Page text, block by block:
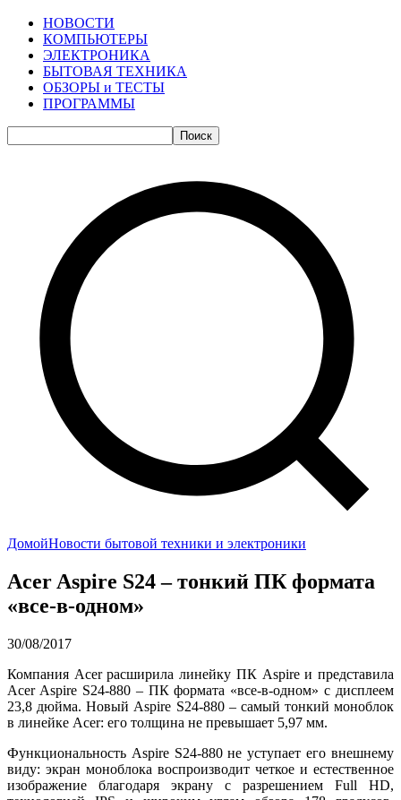
НОВОСТИ
КОМПЬЮТЕРЫ
ЭЛЕКТРОНИКА
БЫТОВАЯ ТЕХНИКА
ОБЗОРЫ и ТЕСТЫ
ПРОГРАММЫ
Поиск
ДомойНовости бытовой техники и электроники
Acer Aspire S24 – тонкий ПК формата
«все-в-одном»
30/08/2017
Компания Acer расширила линейку ПК Aspire и представила
Acer Aspire S24-880 – ПК формата «все-в-одном» с дисплеем
23,8 дюйма. Новый Aspire S24-880 – самый тонкий моноблок
в линейке Acer: его толщина не превышает 5,97 мм.
Функциональность Aspire S24-880 не уступает его внешнему
виду: экран моноблока воспроизводит четкое и естественное
изображение благодаря экрану с разрешением Full HD,